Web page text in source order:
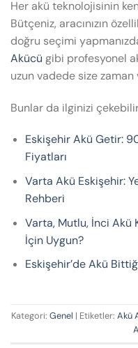
Her akü teknolojisinin
Bütçeniz, aracınızın
doğru seçimi
Akücü gibi profesyonel
uzun vadede size zaman
Bunlar da ilginizi
Eskişehir Akü Getir:
Fiyatları
Varta Akü Eskişehir:
Rehberi
Varta, Mutlu, İnci Akü
İçin Uygun?
Eskişehir’de Akü
Kategori: Genel | Etiketler: Akü